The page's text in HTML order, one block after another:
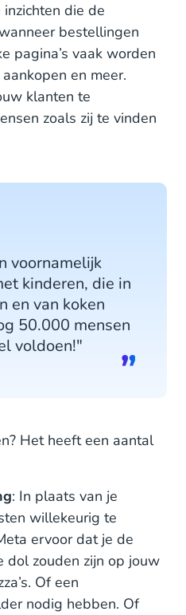
die de
bestellingen
pagina’s vaak worden
en meer.
klanten te
zoals zij te vinden
voornamelijk
kinderen, die in
en van koken
50.000 mensen
voldoen!"
Het heeft een aantal
: In plaats van je
willekeurig te
ervoor dat je de
dol zouden zijn op jouw
Of een
nodig hebben. Of